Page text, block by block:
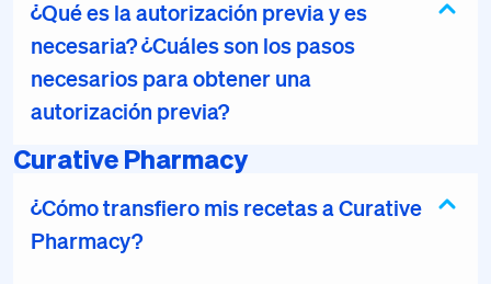
¿Qué es la autorización previa y es
necesaria? ¿Cuáles son los pasos
necesarios para obtener una
autorización previa?
Curative Pharmacy
¿Cómo transfiero mis recetas a Curative
Pharmacy?